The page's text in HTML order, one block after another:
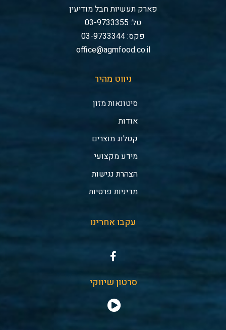
פארק תעשיות חבל מודיעין
טל: 03-9733355
פקס: 03-9733344
office@agmfood.co.il
ניווט מהיר
סיטונאות מזון
אודות
קטלוג מוצרים
מידע מקצועי
הצהרת נגישות
מדיניות פרטיות
עקבו אחרינו
סרטון שיווקי